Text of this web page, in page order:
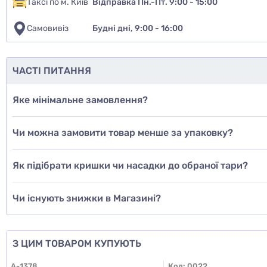
Таксі по м. Київ Відправка Пн.-Пт. 9:00 - 15:00
Самовивіз Будні дні, 9:00 - 16:00
ЧАСТІ ПИТАННЯ
Яке мінімальне замовлення?
Чи можна замовити товар менше за упаковку?
Як підібрати кришки чи насадки до обраної тари?
Чи існують знижки в Магазині?
З ЦИМ ТОВАРОМ КУПУЮТЬ